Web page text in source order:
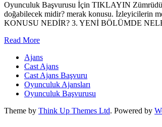
Oyunculuk Başvurusu İçin TIKLAYIN
doğabilecek midir? merak konusu. İzleyicilerin
KONUSU NEDİR? 3. YENİ BÖLÜMDE
Read More
Ajans
Cast Ajans
Cast Ajans Başvuru
Oyunculuk Ajansları
Oyunculuk Başvurusu
Theme by Think Up Themes Ltd. Powered by